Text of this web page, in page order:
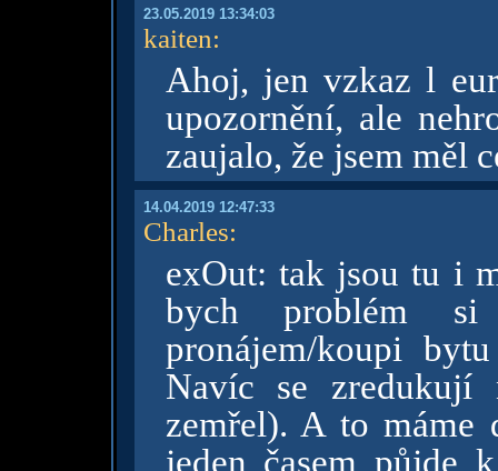
23.05.2019 13:34:03
kaiten:
Ahoj, jen vzkaz l
upozornění, ale
zaujalo, že jsem měl
14.04.2019 12:47:33
Charles:
exOut: tak jsou tu i
bych problém si
pronájem/koupi
Navíc se
zemřel). A to máme
jeden časem půjde